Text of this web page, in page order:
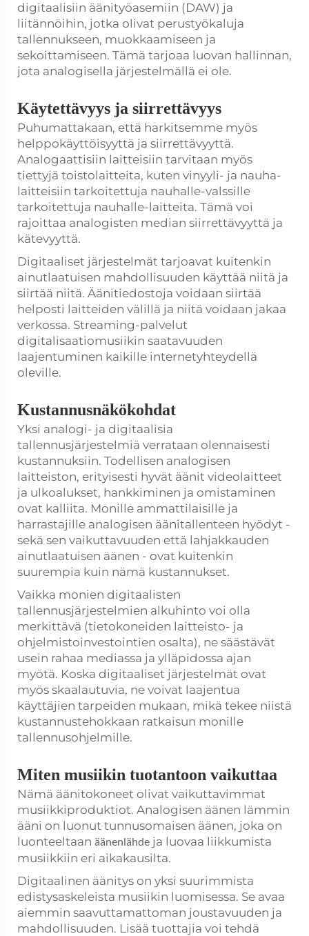
digitaalisiin äänityöasemiin (DAW) ja
liitännöihin, jotka olivat perustyökaluja
tallennukseen, muokkaamiseen ja
sekoittamiseen. Tämä tarjoaa luovan hallinnan,
jota analogisella järjestelmällä ei ole.
Käytettävyys ja siirrettävyys
Puhumattakaan, että harkitsemme myös
helppokäyttöisyyttä ja siirrettävyyttä.
Analogaattisiin laitteisiin tarvitaan myös
tiettyjä toistolaitteita, kuten vinyyli- ja nauha-
laitteisiin tarkoitettuja nauhalle-valssille
tarkoitettuja nauhalle-laitteita. Tämä voi
rajoittaa analogisten median siirrettävyyttä ja
kätevyyttä.
Digitaaliset järjestelmät tarjoavat kuitenkin
ainutlaatuisen mahdollisuuden käyttää niitä ja
siirtää niitä. Äänitiedostoja voidaan siirtää
helposti laitteiden välillä ja niitä voidaan jakaa
verkossa. Streaming-palvelut
digitalisaatiomusiikin saatavuuden
laajentuminen kaikille internetyhteydellä
oleville.
Kustannusnäkökohdat
Yksi analogi- ja digitaalisia
tallennusjärjestelmiä verrataan olennaisesti
kustannuksiin. Todellisen analogisen
laitteiston, erityisesti hyvät äänit videolaitteet
ja ulkoalukset, hankkiminen ja omistaminen
ovat kalliita. Monille ammattilaisille ja
harrastajille analogisen äänitallenteen hyödyt -
sekä sen vaikuttavuuden että lahjakkauden
ainutlaatuisen äänen - ovat kuitenkin
suurempia kuin nämä kustannukset.
Vaikka monien digitaalisten
tallennusjärjestelmien alkuhinto voi olla
merkittävä (tietokoneiden laitteisto- ja
ohjelmistoinvestointien osalta), ne säästävät
usein rahaa mediassa ja ylläpidossa ajan
myötä. Koska digitaaliset järjestelmät ovat
myös skaalautuvia, ne voivat laajentua
käyttäjien tarpeiden mukaan, mikä tekee niistä
kustannustehokkaan ratkaisun monille
tallennusohjelmille.
Miten musiikin tuotantoon vaikuttaa
Nämä äänitokoneet olivat vaikuttavimmat
musiikkiproduktiot. Analogisen äänen lämmin
ääni on luonut tunnusomaisen äänen, joka on
luonteeltaan äänenlähde ja luovaa liikkumista
musiikkiin eri aikakausilta.
Digitaalinen äänitys on yksi suurimmista
edistysaskeleista musiikin luomisessa. Se avaa
aiemmin saavuttamattoman joustavuuden ja
mahdollisuuden. Lisää tuottajia voi tehdä